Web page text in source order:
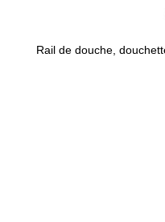
Rail de douche,